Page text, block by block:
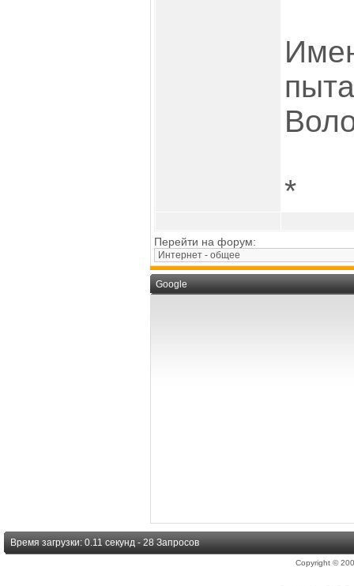
*
Перейти на форум:
Google
Время загрузки: 0.11 секунд - 28 Запросов
Copyright ©